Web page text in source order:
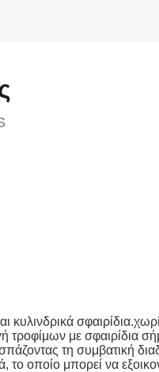
τροφίμων με σφαιρίδια
τη συμβατική
το οποίο μπορεί να